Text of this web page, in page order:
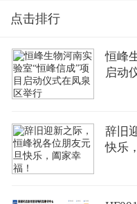
点击排行
恒峰
启动
辞旧
快乐